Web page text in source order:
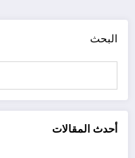
البحث
أحدث المقالات